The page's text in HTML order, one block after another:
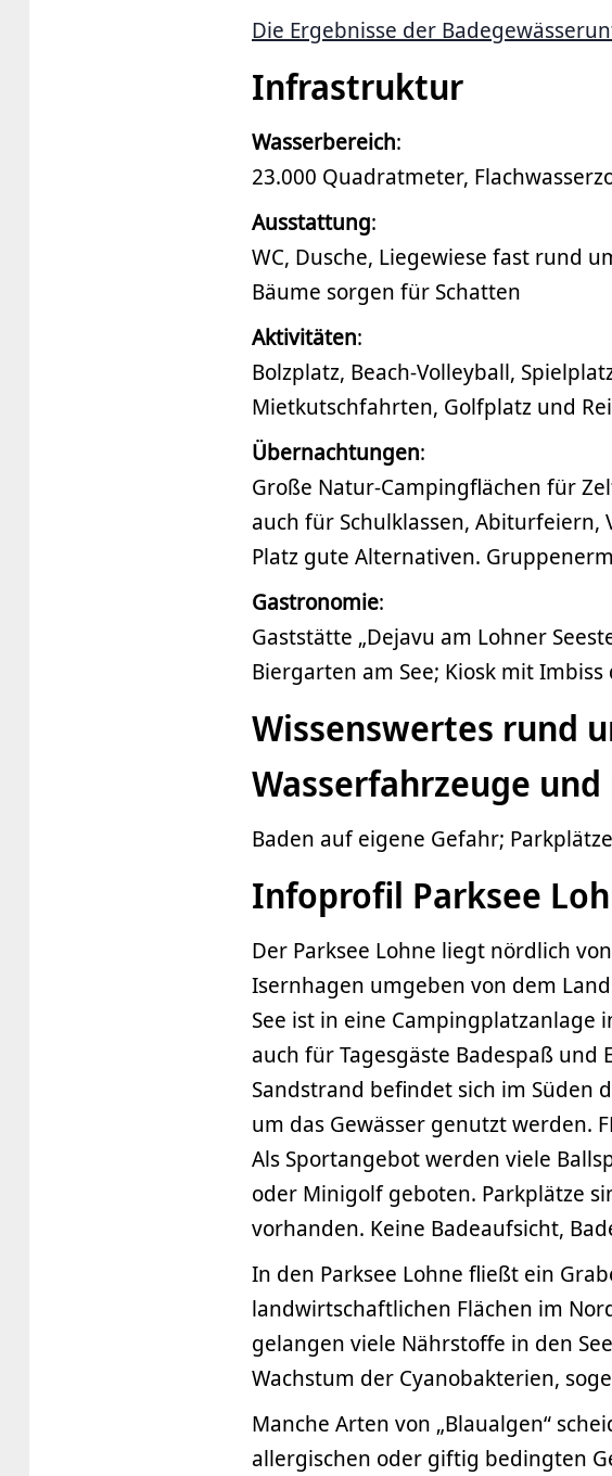
Die Ergebnisse der
Infrastruktur
Wasserbereich:
23.000 Quadratmeter,
Ausstattung:
WC, Dusche, Liegewiese fast rund
Bäume sorgen für Schatten
Aktivitäten:
Bolzplatz, Beach-Volleyball,
Mietkutschfahrten, Golfplatz und
Übernachtungen:
Große Natur-Campingflächen für
auch für Schulklassen,
Platz gute Alternativen.
Gastronomie:
Gaststätte „Dejavu am Lohner
Biergarten am See; Kiosk mit
Wissenswertes rund
Wasserfahrzeuge
Baden auf eigene Gefahr;
Infoprofil Parksee
Der Parksee Lohne liegt nördlich
Isernhagen umgeben von dem
See ist in eine
auch für Tagesgäste Badespaß
Sandstrand beﬁndet sich im Süden
um das Gewässer genutzt werden.
Als Sportangebot werden viele
oder Minigolf geboten. Parkplätze
vorhanden. Keine Badeaufsicht,
In den Parksee Lohne ﬂießt ein
landwirtschaftlichen Flächen im
gelangen viele Nährstoffe in den
Wachstum der Cyanobakterien,
Manche Arten von „Blaualgen“
allergischen oder giftig bedingten